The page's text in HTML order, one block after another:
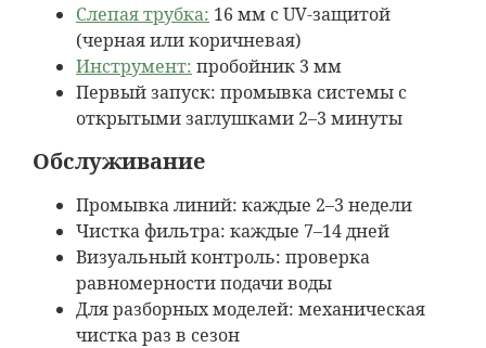
Слепая трубка: 16 мм с UV-защитой
(черная или коричневая)
Инструмент: пробойник 3 мм
Первый запуск: промывка системы с
открытыми заглушками 2–3 минуты
Обслуживание
Промывка линий: каждые 2–3 недели
Чистка фильтра: каждые 7–14 дней
Визуальный контроль: проверка
равномерности подачи воды
Для разборных моделей: механическая
чистка раз в сезон